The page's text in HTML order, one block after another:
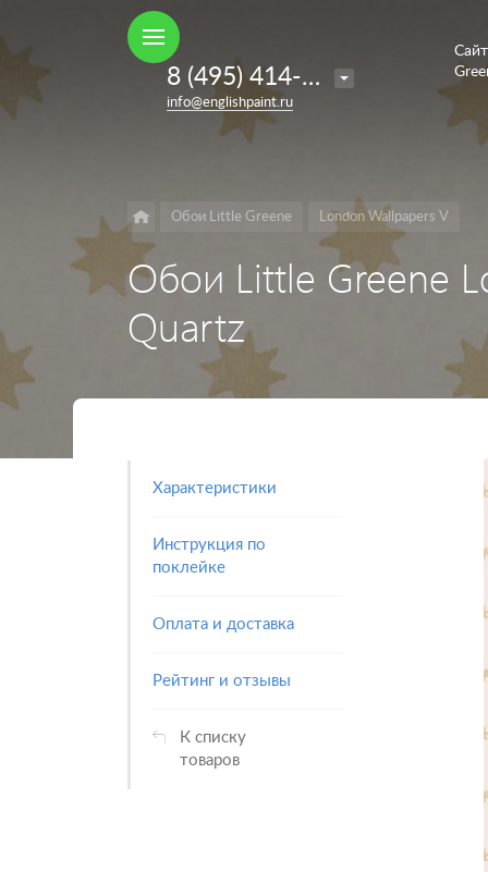
Grey
8 (495) 414-35-98
info@englishpaint.ru
Обои Little Greene London Wallpapers V
Обои Little Greene
Quartz
Характеристики
Инструкция по
поклейке
Оплата и доставка
Рейтинг и отзывы
К списку
товаров